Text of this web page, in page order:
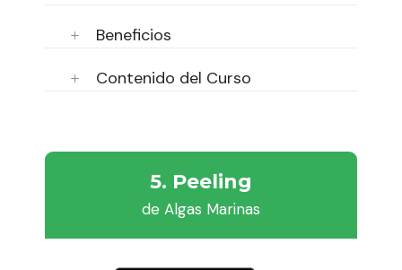
Beneficios
Contenido del Curso
5. Peeling
de Algas Marinas